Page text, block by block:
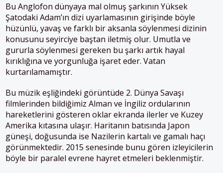
Bu Anglofon dünyaya mal olmuş şarkının Yüksek
Şatodaki Adam’ın dizi uyarlamasının girişinde böyle
hüzünlü, yavaş ve farklı bir aksanla söylenmesi dizinin
konusunu seyirciye baştan iletmiş olur. Umutla ve
gururla söylenmesi gereken bu şarkı artık hayal
kırıklığına ve yorgunluğa işaret eder. Vatan
kurtarılamamıştır.
Bu müzik eşliğindeki görüntüde 2. Dünya Savaşı
filmlerinden bildiğimiz Alman ve İngiliz ordularının
hareketlerini gösteren oklar ekranda ilerler ve Kuzey
Amerika kıtasına ulaşır. Haritanın batısında Japon
güneşi, doğusunda ise Nazilerin kartalı ve gamalı haçı
görünmektedir. 2015 senesinde bunu gören izleyicilerin
böyle bir paralel evrene hayret etmeleri beklenmiştir.